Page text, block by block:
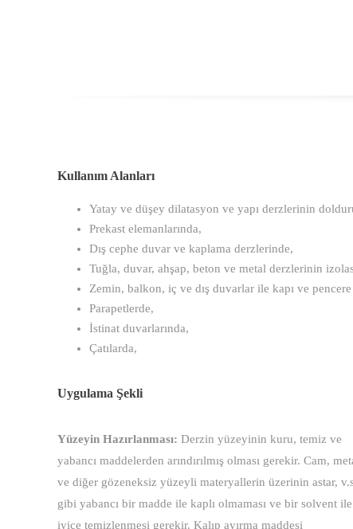
Kullanım Alanları
Yatay ve düşey dilatasyon ve yapı derzlerinin
Prekast elemanlarında,
Dış cephe duvar ve kaplama derzlerinde,
Tuğla, duvar, ahşap, beton ve metal derzlerinin
Zemin, balkon, iç ve dış duvarlar ile kapı ve
Parapetlerde,
İstinat duvarlarında,
Çatılarda,
Uygulama Şekli
Yüzeyin Hazırlanması: Derzin yüzeyinin kuru, temiz ve
yabancı maddelerden arındırılmış olması gerekir. Cam,
ve diğer gözeneksiz yüzeyli materyallerin üzerinin astar,
gibi yabancı bir madde ile kaplı olmaması ve bir solvent ile
iyice temizlenmesi gerekir. Kalıp ayırma maddesi